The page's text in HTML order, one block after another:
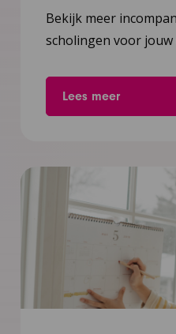
Bekijk meer
scholingen voor
Lees meer